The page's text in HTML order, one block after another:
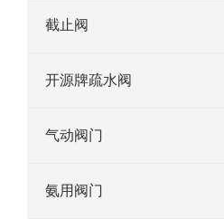
截止阀
开源牌疏水阀
气动阀门
氨用阀门